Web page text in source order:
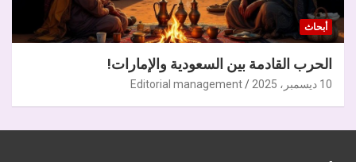
أبحاث
الحرب القادمة بين السعودية والإمارات!
10 ديسمبر، 2025 Editorial management